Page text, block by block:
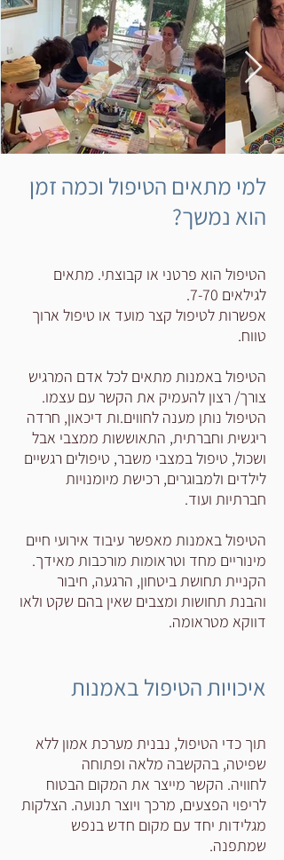
למי מתאים הטיפול וכמה זמן
הוא נמשך?
הטיפול הוא פרטני או קבוצתי. מתאים
לגילאים 7-70.
אפשרות לטיפול קצר מועד או טיפול ארוך
טווח.
הטיפול באמנות מתאים לכל אדם המרגיש
צורך/ רצון להעמיק את הקשר עם עצמו.
הטיפול נותן מענה לחווים.ות דיכאון, חרדה
ריגשית וחברתית, התאוששות ממצבי אבל
ושכול, טיפול במצבי משבר, טיפולים רגשיים
לילדים ולמבוגרים, רכישת מיומנויות
חברתיות ועוד.
הטיפול באמנות מאפשר עיבוד אירועי חיים
מינוריים מחד וטראומות מורכבות מאידך.
הקניית תחושת ביטחון, הרגעה, חיבור
והבנת תחושות ומצבים שאין בהם שקט ולאו
דווקא מטראומה.
איכויות הטיפול באמנות
תוך כדי הטיפול, נבנית מערכת אמון ללא
שפיטה, בהקשבה מלאה ופתוחה
לחוויה. הקשר מייצר את המקום הבטוח
לריפוי הפצעים, מרכך ויוצר תנועה. הצלקות
מגלידות יחד עם מקום חדש בנפש
שמתפנה.